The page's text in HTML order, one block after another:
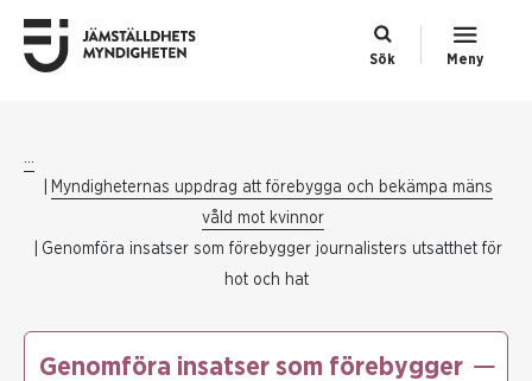
Sök Meny
...
Myndigheternas uppdrag att förebygga och bekämpa mäns
våld mot kvinnor
Genomföra insatser som förebygger journalisters utsatthet för
hot och hat
Genomföra insatser som förebygger